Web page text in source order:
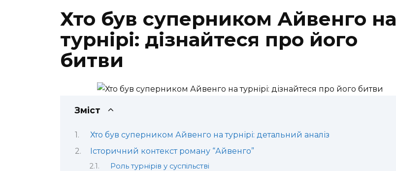
Хто був суперником Айвенго на
турнірі: дізнайтеся про його
битви
Зміст
Хто був суперником Айвенго на турнірі: детальний аналіз
Історичний контекст роману “Айвенго”
Роль турнірів у суспільстві